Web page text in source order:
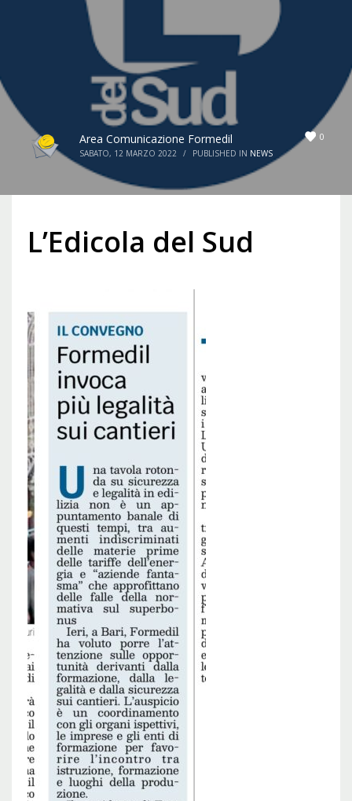
0
Area Comunicazione Formedil
SABATO, 12 MARZO 2022 / PUBLISHED IN NEWS
L’Edicola del Sud